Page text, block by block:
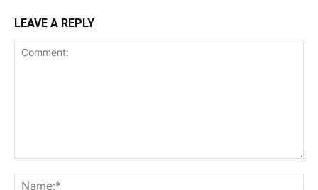
LEAVE A REPLY